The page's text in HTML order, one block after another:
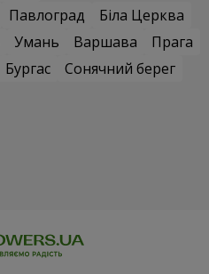
Павлоград
Біла Церква
Умань Варшава
Прага
Бургас
Сонячний берег